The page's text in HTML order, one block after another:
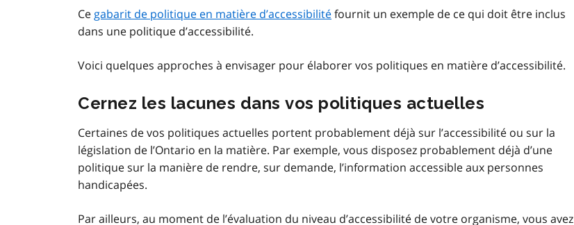
Ce gabarit de politique en matière d’accessibilitéfournit un exemple de ce qui doit être inclus
dans une politique d’accessibilité.
Voici quelques approches à envisager pour élaborer vos politiques en matière d’accessibilité.
Cernez les lacunes dans vos politiques actuelles
Certaines de vos politiques actuelles portent probablement déjà sur l’accessibilité ou sur la
législation de l’Ontario en la matière. Par exemple, vous disposez probablement déjà d’une
politique sur la manière de rendre, sur demande, l’information accessible aux personnes
handicapées.
Par ailleurs, au moment de l’évaluation du niveau d’accessibilité de votre organisme, vous avez